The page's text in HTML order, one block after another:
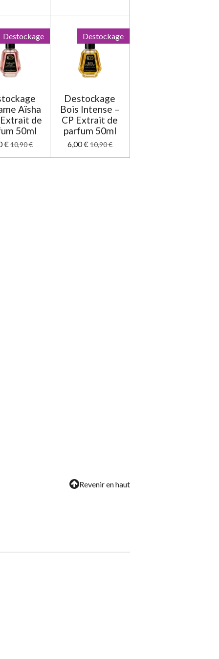
Destockage
Aïsha
de
50ml
€10,90 €
Destockage
Destockage
Bois Intense –
CP Extrait de
parfum 50ml
6,00 €10,90 €
Revenir en haut